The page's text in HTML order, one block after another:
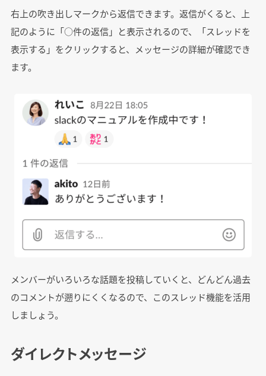
右上の吹き出しマークから返信できます。返信がくると、上
記のように「○件の返信」と表示されるので、「スレッドを
表示する」をクリックすると、メッセージの詳細が確認でき
ます。
メンバーがいろいろな話題を投稿していくと、どんどん過去
のコメントが遡りにくくなるので、このスレッド機能を活用
しましょう。
ダイレクトメッセージ